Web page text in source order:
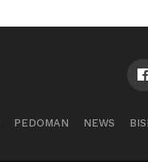
PEDOMAN NEWS